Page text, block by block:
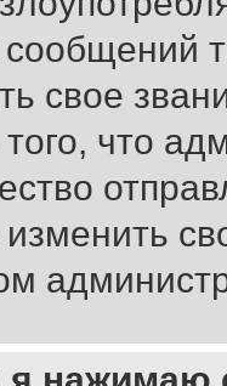
свое
что